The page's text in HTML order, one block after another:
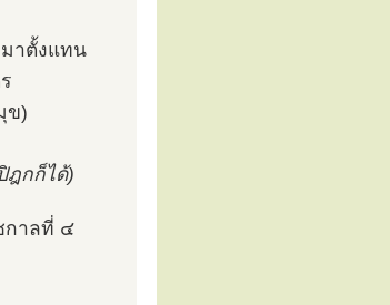
าตั้งแทน
ข)
ฎกก็ได้)
กาลที่ ๔